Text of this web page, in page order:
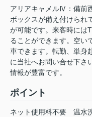
アリアキャメルⅣ：備前
ボックスが備え付けられ
が可能です。来客時には
ることができます。空い
車できます。転勤、単身
に当社へお問い合せ下さ
情報が豊富です。
ポイント
ネット使用料不要 温水